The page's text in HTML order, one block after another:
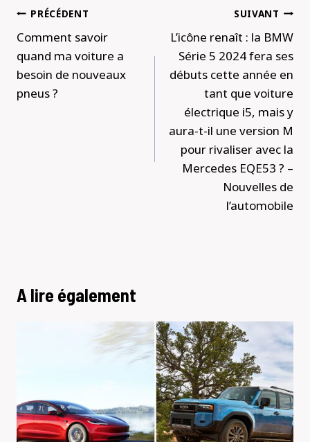
Navigation
de
l’article
PRÉCÉDENT
Comment savoir
quand ma voiture a
besoin de nouveaux
pneus ?
SUIVANT
L’icône renaît : la BMW
Série 5 2024 fera ses
débuts cette année en
tant que voiture
électrique i5, mais y
aura-t-il une version M
pour rivaliser avec la
Mercedes EQE53 ? –
Nouvelles de
l’automobile
A lire également